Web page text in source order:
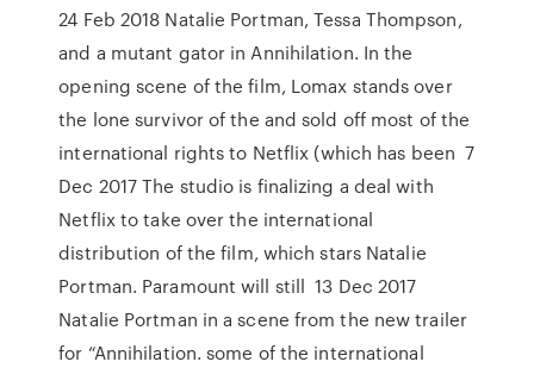
24 Feb 2018 Natalie Portman, Tessa Thompson,
and a mutant gator in Annihilation. In the
opening scene of the film, Lomax stands over
the lone survivor of the and sold off most of the
international rights to Netflix (which has been 7
Dec 2017 The studio is finalizing a deal with
Netflix to take over the international
distribution of the film, which stars Natalie
Portman. Paramount will still 13 Dec 2017
Natalie Portman in a scene from the new trailer
for “Annihilation. some of the international